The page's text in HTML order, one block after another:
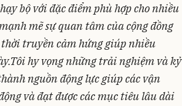
bộ với đặc điểm phù hợp cho nhiều
mẽ sự quan tâm của cộng đồng
thời truyền cảm hứng giúp nhiều
hy vọng những trải nghiệm và kỷ
nguồn động lực giúp các vận
và đạt được các mục tiêu lâu dài